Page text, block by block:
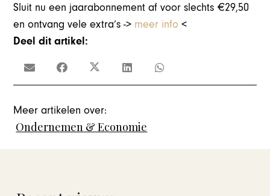
Sluit nu een jaarabonnement af voor slechts €29,50
en ontvang vele extra’s -> meer info <
Deel dit artikel:
Meer artikelen over:
Ondernemen & Economie